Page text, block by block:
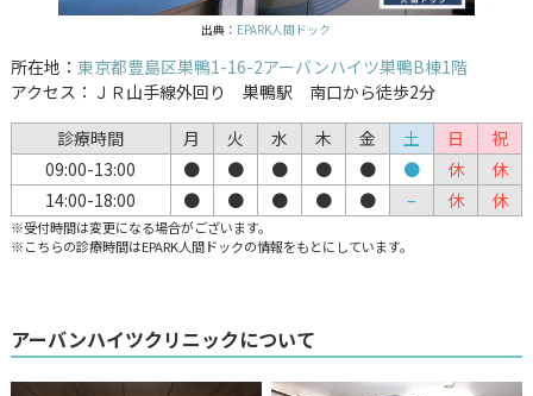
出典： EPARK人間ドック
所在地： 東京都豊島区巣鴨1-16-2アーバンハイツ巣鴨B棟1階
アクセス：ＪＲ山手線外回り 巣鴨駅 南口から徒歩2分
診療時間
月 火 水 木 金 土 日
祝
09:00-13:00
● ● ● ● ● ● 休
休
14:00-18:00
● ● ● ● ● – 休 休
※受付時間は変更になる場合がございます。
※こちらの診療時間はEPARK人間ドックの情報をもとにしています。
アーバンハイツクリニックについて